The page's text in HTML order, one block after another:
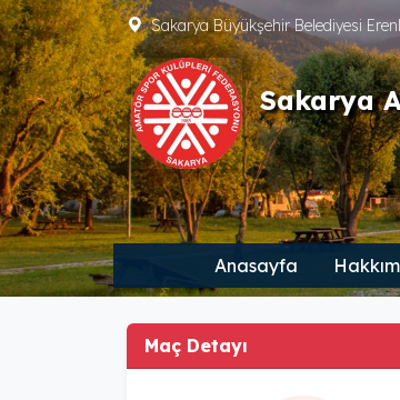
Sakarya Büyükşehir Belediyesi
Sakarya
Anasayfa
Maç Detayı